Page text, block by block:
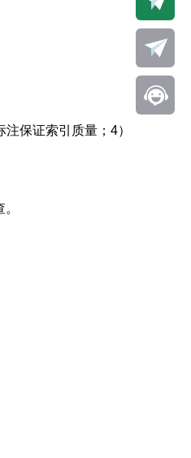
保证索引质量；4）